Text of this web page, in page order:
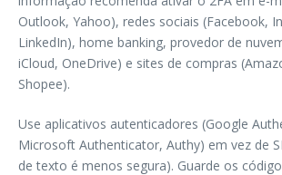
Outlook, Yahoo), redes sociais (Facebook,
LinkedIn), home banking, provedor de
iCloud, OneDrive) e sites de compras
Shopee).
Use aplicativos autenticadores (Google
Microsoft Authenticator, Authy) em vez de
de texto é menos segura). Guarde os